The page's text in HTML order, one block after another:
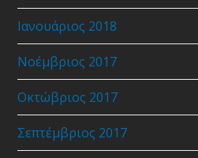
Ιανουάριος 2018
Νοέμβριος 2017
Οκτώβριος 2017
Σεπτέμβριος 2017